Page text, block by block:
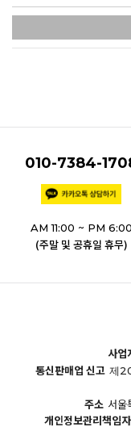
010-7384-
AM 11:00 ~ PM 6:00
(주말 및 공휴일 휴무)
사업
통신판매업 신고 제
주소 서울
개인정보관리책임자